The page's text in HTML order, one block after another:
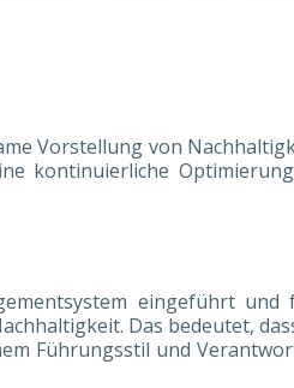
Vorstellung von
kontinuierliche
eingeführt und
Das bedeutet,
Führungsstil und